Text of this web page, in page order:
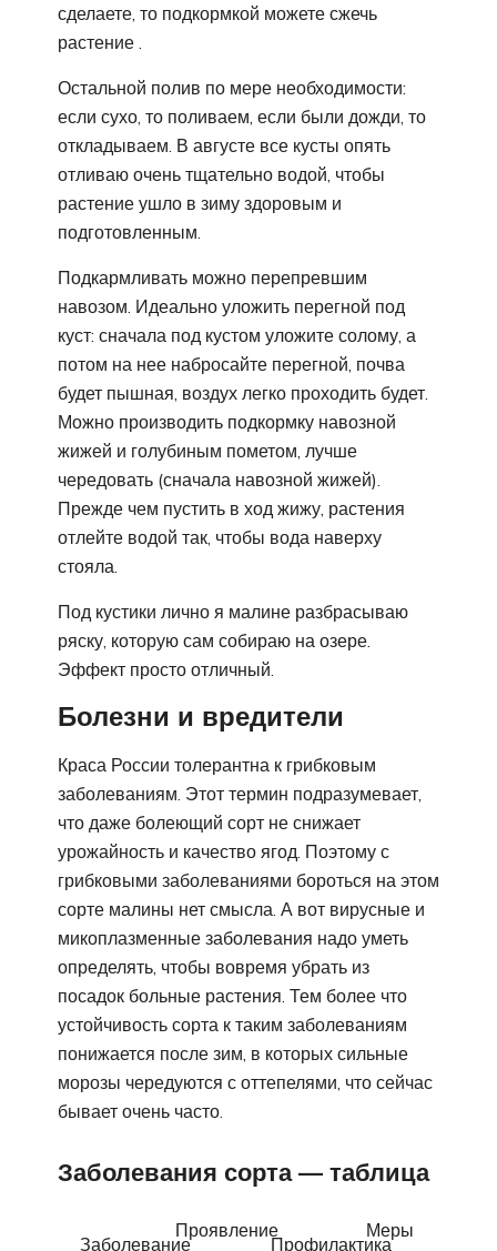
сделаете, то подкормкой можете сжечь
растение .
Остальной полив по мере необходимости:
если сухо, то поливаем, если были дожди, то
откладываем. В августе все кусты опять
отливаю очень тщательно водой, чтобы
растение ушло в зиму здоровым и
подготовленным.
Подкармливать можно перепревшим
навозом. Идеально уложить перегной под
куст: сначала под кустом уложите солому, а
потом на нее набросайте перегной, почва
будет пышная, воздух легко проходить будет.
Можно производить подкормку навозной
жижей и голубиным пометом, лучше
чередовать (сначала навозной жижей).
Прежде чем пустить в ход жижу, растения
отлейте водой так, чтобы вода наверху
стояла.
Под кустики лично я малине разбрасываю
ряску, которую сам собираю на озере.
Эффект просто отличный.
Болезни и вредители
Краса России толерантна к грибковым
заболеваниям. Этот термин подразумевает,
что даже болеющий сорт не снижает
урожайность и качество ягод. Поэтому с
грибковыми заболеваниями бороться на этом
сорте малины нет смысла. А вот вирусные и
микоплазменные заболевания надо уметь
определять, чтобы вовремя убрать из
посадок больные растения. Тем более что
устойчивость сорта к таким заболеваниям
понижается после зим, в которых сильные
морозы чередуются с оттепелями, что сейчас
бывает очень часто.
Заболевания сорта — таблица
Заболевание
Проявление
Профилактика
Меры